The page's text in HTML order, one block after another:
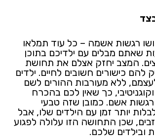
רגשות אשמה – כל עוד תמלאו
שאתם מבלים עם ילדיכם בתוכן
המצב יחזק אצלם את תחושת
להם כישורים חשובים לחיים. ילדים
ללא מעורבות ההורים לשם
כך שאין לכם בהכרח
אשם. כמובן שזה טבעי
יותר זמן עם הילדים שלו, אבל
שכן התחושה הזו עלולה לפגוע
ובילדים שלכם.